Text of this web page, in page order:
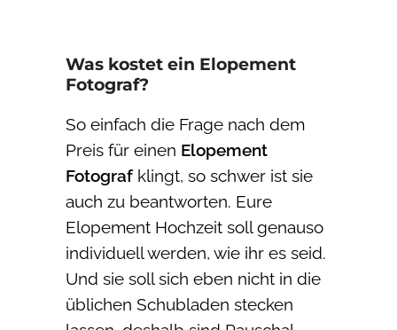
Was kostet ein Elopement
Fotograf?
So einfach die Frage nach dem
Preis für einen Elopement
Fotografklingt, so schwer ist sie
auch zu beantworten. Eure
Elopement Hochzeit soll genauso
individuell werden, wie ihr es seid.
Und sie soll sich eben nicht in die
üblichen Schubladen stecken